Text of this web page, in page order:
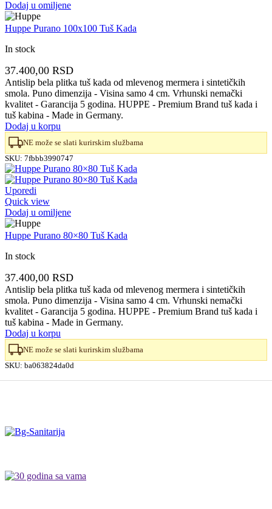
Dodaj u omiljene
Huppe Purano 100x100 Tuš Kada
In stock
37.400,00 RSD
Antislip bela plitka tuš kada od mlevenog mermera i sintetičkih
smola. Puno dimenzija - Visina samo 4 cm. Vrhunski nemački
kvalitet - Garancija 5 godina. HUPPE - Premium Brand tuš kada i
tuš kabina - Made in Germany.
Dodaj u korpu
NE može se slati kurirskim službama
SKU: 7fbbb3990747
Uporedi
Quick view
Dodaj u omiljene
Huppe Purano 80×80 Tuš Kada
In stock
37.400,00 RSD
Antislip bela plitka tuš kada od mlevenog mermera i sintetičkih
smola. Puno dimenzija - Visina samo 4 cm. Vrhunski nemački
kvalitet - Garancija 5 godina. HUPPE - Premium Brand tuš kada i
tuš kabina - Made in Germany.
Dodaj u korpu
NE može se slati kurirskim službama
SKU: ba063824da0d